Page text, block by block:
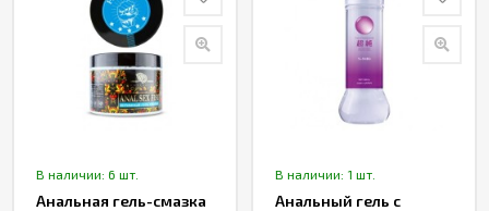
В наличии: 6 шт.
Анальная гель-смазка
В наличии: 1 шт.
Анальный гель с